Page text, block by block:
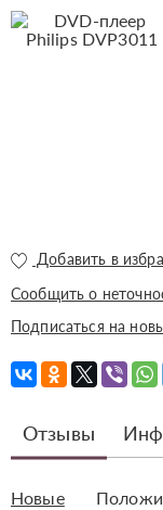
Добавить в
Сообщить о
Подписаться на
Отзывы
Новые